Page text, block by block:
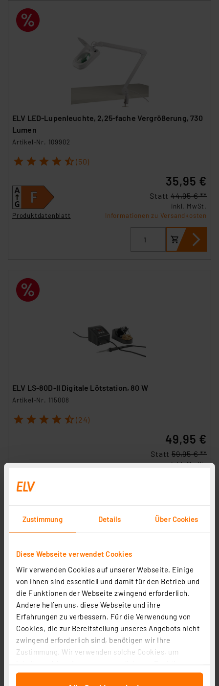
Zustimmung Details Über Cookies
Diese Webseite verwendet Cookies
Wir verwenden Cookies auf unserer Webseite. Einige
von ihnen sind essentiell und damit für den Betrieb und
die Funktionen der Webseite zwingend erforderlich.
Andere helfen uns, diese Webseite und ihre
Erfahrungen zu verbessern. Für die Verwendung von
Cookies, die zur Bereitstellung unseres Angebots nicht
zwingend erforderlich sind, benötigen wir Ihre
Zustimmung. Wir verwenden solche Cookies, um
für soziale Medien anbieten zu können und die Zugriffe
ELV LED-Lupenleuchte, 2,25-fache Vergrößerung, 730
Lumen
Artikel-Nr. 109902
1 2 3 4 5 (50)
Produktdatenblatt
35,95 €
Statt 44,95 € **
inkl. MwSt.
Informationen zu Versandkosten
ELV LS-80D-II Digitale Lötstation, 80 W
Artikel-Nr. 115008
1 2 3 4 5 (24)
49,95 €
Statt 59,95 € **
inkl. MwSt.
ELV Platinenhalter, drehbar
Artikel-Nr. 127791
2 3 4 5